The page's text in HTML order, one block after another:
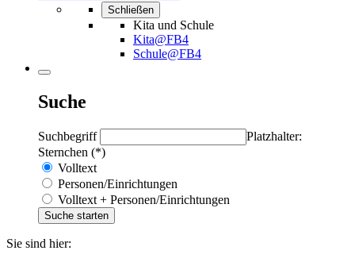
Schließen
Kita und Schule
Kita@FB4
Schule@FB4
Suche
Suchbegriff
Platzhalter:
Sternchen (*)
Volltext
Personen/Einrichtungen
Volltext + Personen/Einrichtungen
Sie sind hier: